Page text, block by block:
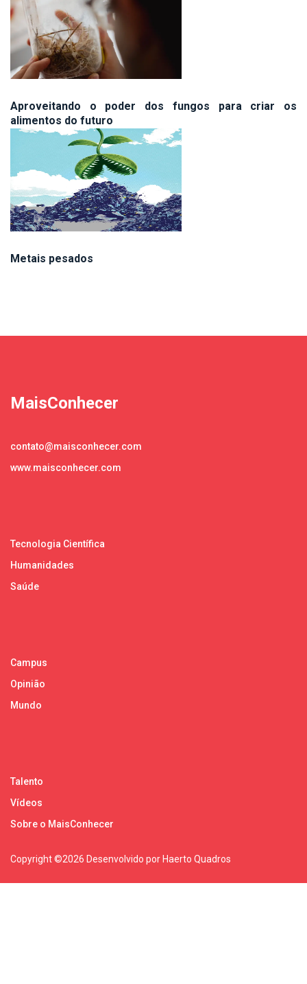
Aproveitando o poder dos fungos para criar os
alimentos do futuro
Metais pesados
MaisConhecer
contato@maisconhecer.com
www.maisconhecer.com
Tecnologia Científica
Humanidades
Saúde
Campus
Opinião
Mundo
Talento
Vídeos
Sobre o MaisConhecer
Copyright ©2026 Desenvolvido por Haerto Quadros